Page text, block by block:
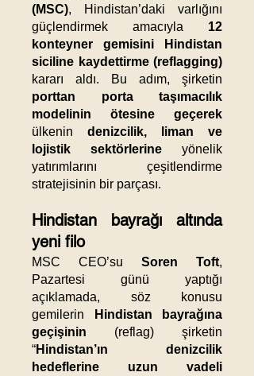
(MSC), Hindistan’daki varlığını
güçlendirmek amacıyla 12
konteyner gemisini Hindistan
siciline kaydettirme (reflagging)
kararı aldı. Bu adım, şirketin
porttan porta taşımacılık
modelinin ötesine geçerek
ülkenin denizcilik, liman ve
lojistik sektörlerine yönelik
yatırımlarını çeşitlendirme
stratejisinin bir parçası.
Hindistan bayrağı altında
yeni filo
MSC CEO’su Soren Toft,
Pazartesi günü yaptığı
açıklamada, söz konusu
gemilerin Hindistan bayrağına
geçişinin (reflag) şirketin
“Hindistan’ın denizcilik
hedeflerine uzun vadeli